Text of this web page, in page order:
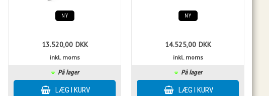
NY
13.520,00 DKK
inkl. moms
På lager
NY
14.525,00 DKK
inkl. moms
På lager